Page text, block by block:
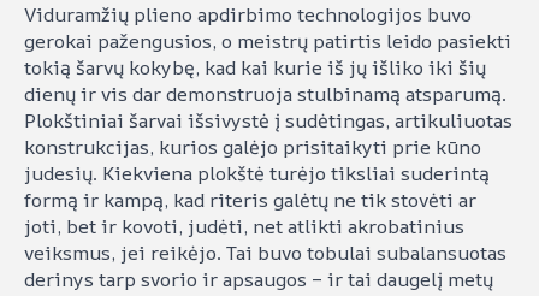
Viduramžių plieno apdirbimo technologijos buvo
gerokai pažengusios, o meistrų patirtis leido pasiekti
tokią šarvų kokybę, kad kai kurie iš jų išliko iki šių
dienų ir vis dar demonstruoja stulbinamą atsparumą.
Plokštiniai šarvai išsivystė į sudėtingas, artikuliuotas
konstrukcijas, kurios galėjo prisitaikyti prie kūno
judesių. Kiekviena plokštė turėjo tiksliai suderintą
formą ir kampą, kad riteris galėtų ne tik stovėti ar
joti, bet ir kovoti, judėti, net atlikti akrobatinius
veiksmus, jei reikėjo. Tai buvo tobulai subalansuotas
derinys tarp svorio ir apsaugos – ir tai daugelį metų